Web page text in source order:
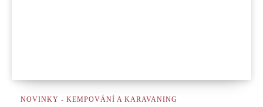
NOVINKY - KEMPOVÁNÍ A KARAVANING